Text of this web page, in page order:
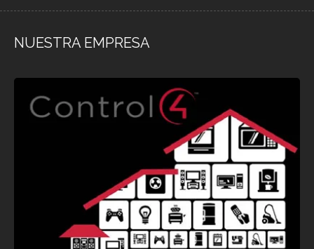
NUESTRA EMPRESA